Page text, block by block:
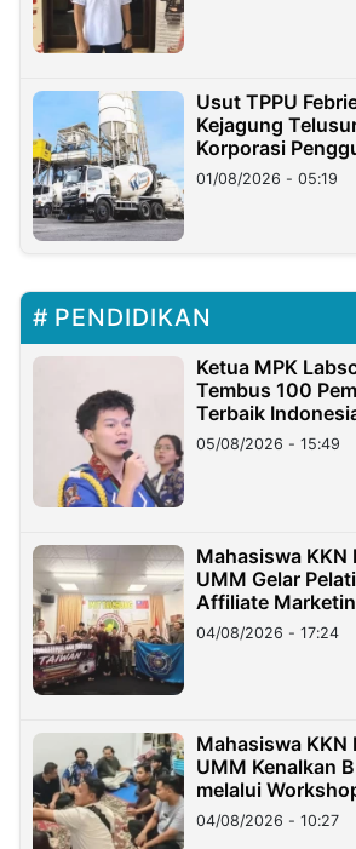
Usut TPPU
Kejagung
Korporasi
Ritto
01/08/2026 - 05:19
PENDIDIKAN
Ketua MPK
Tembus 100
Terbaik
05/08/2026 - 15:49
Mahasiswa KKN
UMM Gelar
Affiliate
Migran Indonesia
04/08/2026 - 17:24
Mahasiswa KKN
UMM Kenalkan
melalui
di Taiwan
04/08/2026 - 10:27